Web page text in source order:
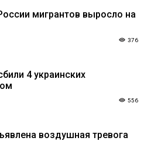
мигрантов выросло на
376
4 украинских
556
воздушная тревога